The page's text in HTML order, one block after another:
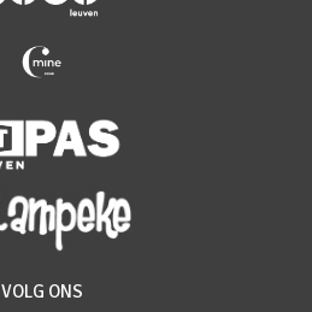
VOLG ONS